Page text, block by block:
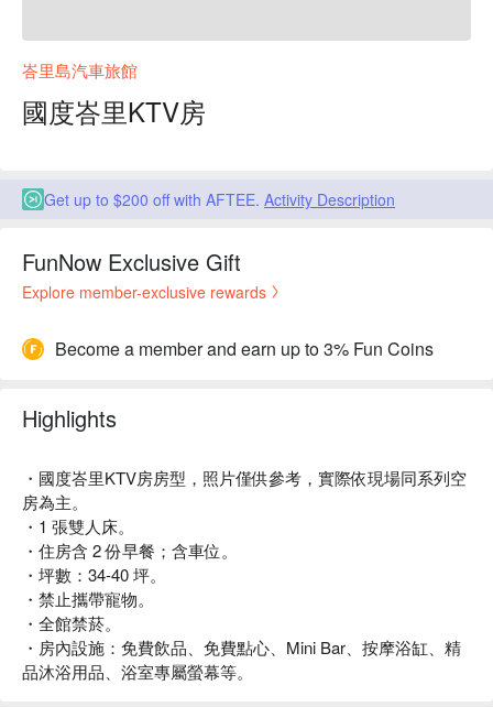
峇里島汽車旅館
國度峇里KTV房
Get up to $200 off with AFTEE. Activity Description
FunNow Exclusive Gift
Explore member-exclusive rewards
Become a member and earn up to 3% Fun Coins
Highlights
・國度峇里KTV房房型，照片僅供參考，實際依現場同系列空
房為主。
・1 張雙人床。
・住房含 2 份早餐；含車位。
・坪數：34-40 坪。
・禁止攜帶寵物。
・全館禁菸。
・房內設施：免費飲品、免費點心、Mini Bar、按摩浴缸、精
品沐浴用品、浴室專屬螢幕等。